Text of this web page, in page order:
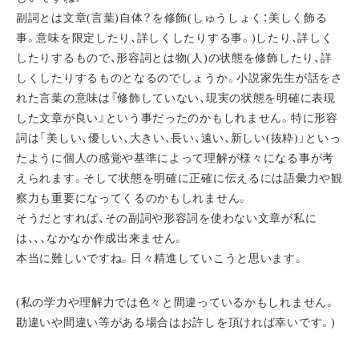
副詞とは文章(言葉)自体？を修飾(しゅうしょく：美しく飾る
事。意味を限定したり、詳しくしたりする事。)したり、詳しく
したりするもので、形容詞とは物(人)の状態を修飾したり、詳
しくしたりするものとなるのでしょうか。小説家先生が話をさ
れた言葉の意味は『修飾していない、現実の状態を明確に表現
した文章が良い』という事だったのかもしれません。特に形容
詞は「美しい、優しい、大きい、長い、遠い、新しい(抜粋)」といっ
たように個人の感覚や基準によって理解が様々になる事が考
えられます。そして状態を明確に正確に伝えるには語彙力や観
察力も重要になってくるのかもしれません。
そうだとすれば、その副詞や形容詞を使わない文章が私に
は、、、なかなか作成出来ません。
本当に難しいですね。日々精進していこうと思います。
(私の学力や理解力では色々と間違っているかもしれません。
勘違いや間違い等がある場合はお許しを頂ければ幸いです。)